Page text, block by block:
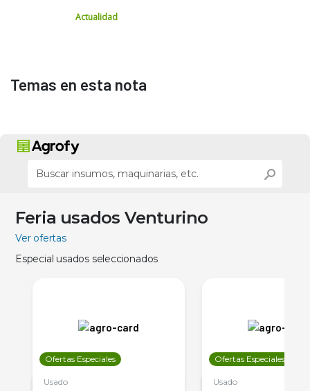
Actualidad
Temas en esta nota
Feria usados Venturino
Ver ofertas
Especial usados seleccionados
Ofertas Especiales
Usado
Ofertas Especiales
Usado